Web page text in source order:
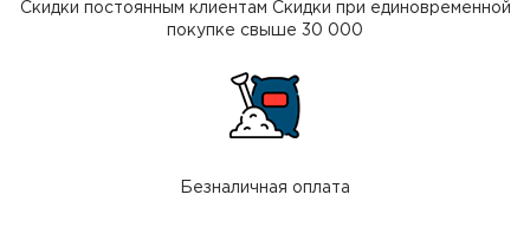
Скидки постоянным клиентам Скидки при единовременной
покупке свыше 30 000
Безналичная оплата